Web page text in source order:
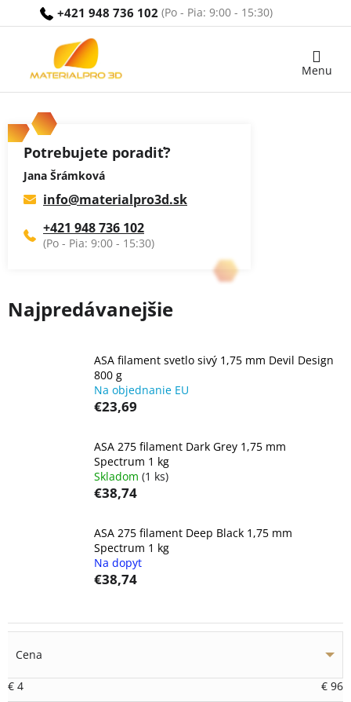
+421 948 736 102
Nákupný
Potrebujete poradiť?
Jana Šrámková
info@materialpro3d.sk
+421 948 736 102
Najpredávanejšie
ASA filament svetlo sivý 1,75 mm Devil Design
800 g
Na objednanie EU
€23,69
ASA 275 filament Dark Grey 1,75 mm
Spectrum 1 kg
Skladom (1 ks)
€38,74
ASA 275 filament Deep Black 1,75 mm
Spectrum 1 kg
Na dopyt
€38,74
Cena
€ 4 € 96